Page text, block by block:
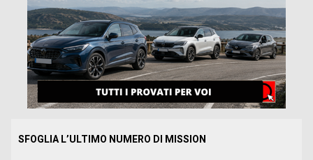
SFOGLIA L’ULTIMO NUMERO DI MISSION